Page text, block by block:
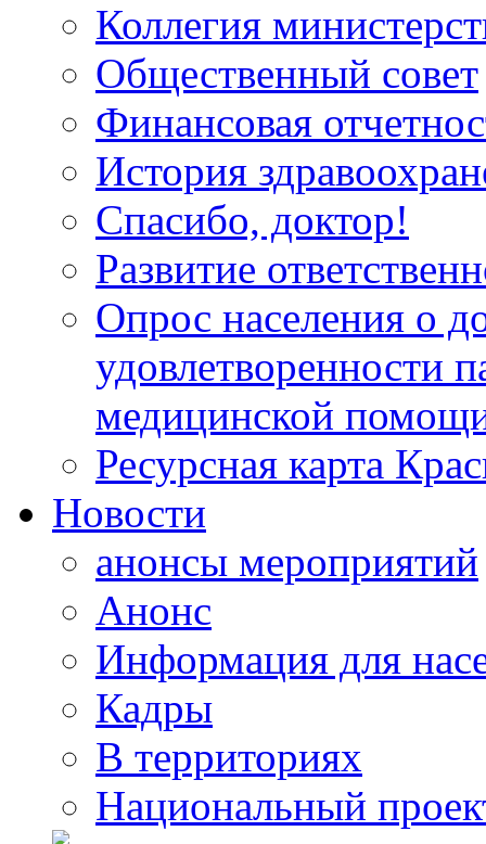
Коллегия
Общественный совет
Финансовая
История
Спасибо, доктор!
Развитие
Опрос населения о
удовлетворенности
медицинской
Ресурсная карта
Новости
анонсы мероприятий
Анонс
Информация для
Кадры
В территориях
Национальный